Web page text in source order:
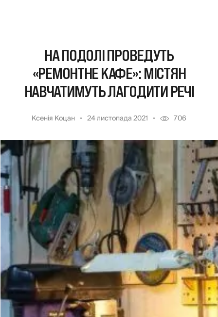
НА ПОДОЛІ ПРОВЕДУТЬ
«РЕМОНТНЕ КАФЕ»: МІСТЯН
НАВЧАТИМУТЬ ЛАГОДИТИ РЕЧІ
Ксенія Коцан 24 листопада 2021 706